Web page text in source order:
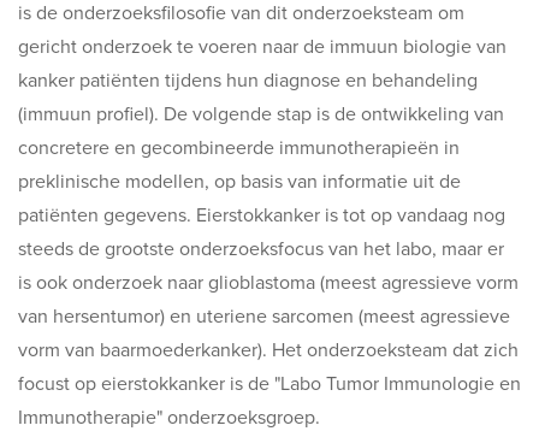
is de onderzoeksfilosofie van dit onderzoeksteam om
gericht onderzoek te voeren naar de immuun biologie van
kanker patiënten tijdens hun diagnose en behandeling
(immuun profiel). De volgende stap is de ontwikkeling van
concretere en gecombineerde immunotherapieën in
preklinische modellen, op basis van informatie uit de
patiënten gegevens. Eierstokkanker is tot op vandaag nog
steeds de grootste onderzoeksfocus van het labo, maar er
is ook onderzoek naar glioblastoma (meest agressieve vorm
van hersentumor) en uteriene sarcomen (meest agressieve
vorm van baarmoederkanker). Het onderzoeksteam dat zich
focust op eierstokkanker is de "Labo Tumor Immunologie en
Immunotherapie" onderzoeksgroep.